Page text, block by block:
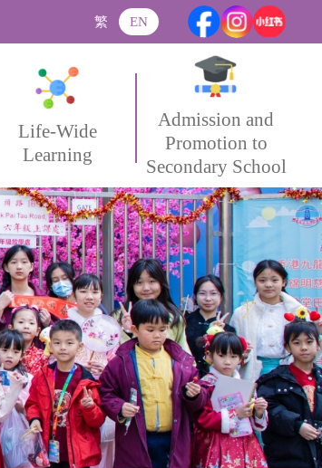
繁 EN
Life-Wide
Learning
Admission and
Promotion to
Secondary School